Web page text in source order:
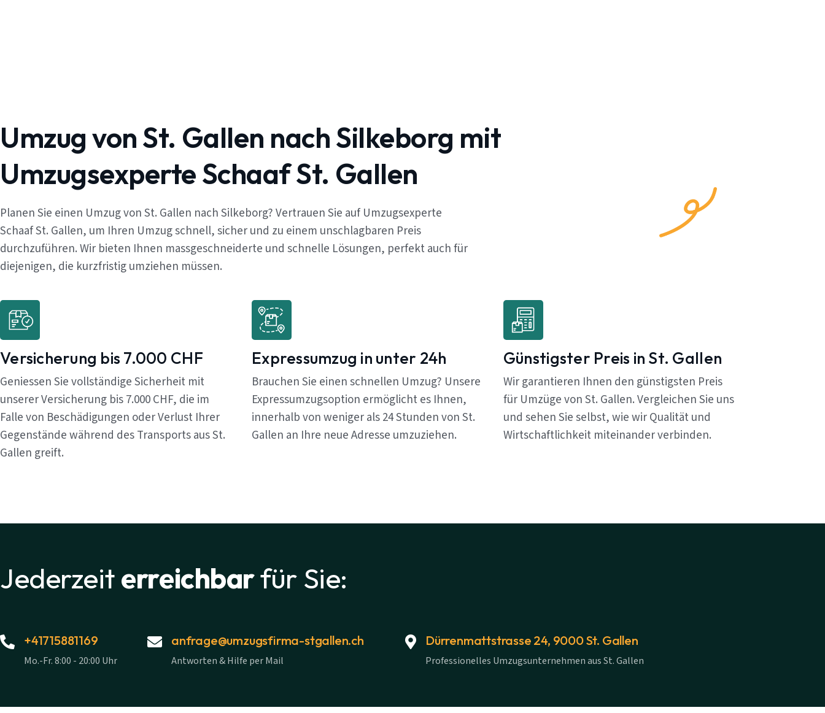
Umzug von St. Gallen nach Silkeborg mit
Umzugsexperte Schaaf St. Gallen
Planen Sie einen Umzug von St. Gallen nach Silkeborg? Vertrauen Sie auf Umzugsexperte
Schaaf St. Gallen, um Ihren Umzug schnell, sicher und zu einem unschlagbaren Preis
durchzuführen. Wir bieten Ihnen massgeschneiderte und schnelle Lösungen, perfekt auch für
diejenigen, die kurzfristig umziehen müssen.
Versicherung bis 7.000 CHF
Geniessen Sie vollständige Sicherheit mit
unserer Versicherung bis 7.000 CHF, die im
Falle von Beschädigungen oder Verlust Ihrer
Gegenstände während des Transports aus St.
Gallen greift.
Expressumzug in unter 24h
Brauchen Sie einen schnellen Umzug? Unsere
Expressumzugsoption ermöglicht es Ihnen,
innerhalb von weniger als 24 Stunden von St.
Gallen an Ihre neue Adresse umzuziehen.
Günstigster Preis in St. Gallen
Wir garantieren Ihnen den günstigsten Preis
für Umzüge von St. Gallen. Vergleichen Sie uns
und sehen Sie selbst, wie wir Qualität und
Wirtschaftlichkeit miteinander verbinden.
Jederzeiterreichbarfür Sie:
+41715881169
Mo.-Fr. 8:00 - 20:00 Uhr
anfrage@umzugsfirma-stgallen.ch
Antworten & Hilfe per Mail
Dürrenmattstrasse 24, 9000 St. Gallen
Professionelles Umzugsunternehmen aus St. Gallen